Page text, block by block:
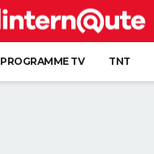
PROGRAMME TV TNT